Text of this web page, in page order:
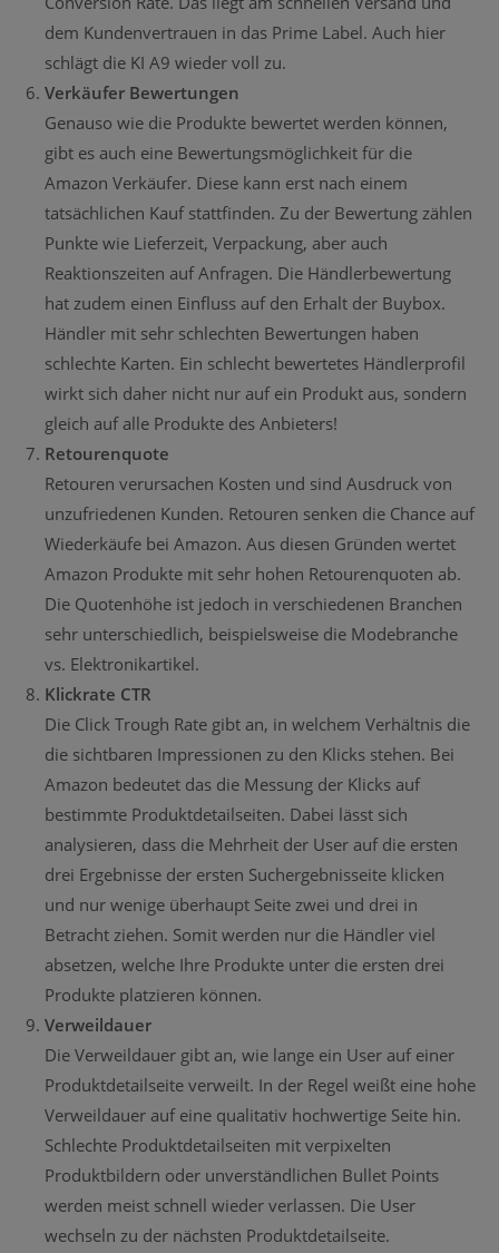
dem Kundenvertrauen in das Prime Label. Auch hier
schlägt die KI A9 wieder voll zu.
Verkäufer Bewertungen
Genauso wie die Produkte bewertet werden können,
gibt es auch eine Bewertungsmöglichkeit für die
Amazon Verkäufer. Diese kann erst nach einem
tatsächlichen Kauf stattfinden. Zu der Bewertung zählen
Punkte wie Lieferzeit, Verpackung, aber auch
Reaktionszeiten auf Anfragen. Die Händlerbewertung
hat zudem einen Einfluss auf den Erhalt der Buybox.
Händler mit sehr schlechten Bewertungen haben
schlechte Karten. Ein schlecht bewertetes Händlerprofil
wirkt sich daher nicht nur auf ein Produkt aus, sondern
gleich auf alle Produkte des Anbieters!
Retourenquote
Retouren verursachen Kosten und sind Ausdruck von
unzufriedenen Kunden. Retouren senken die Chance auf
Wiederkäufe bei Amazon. Aus diesen Gründen wertet
Amazon Produkte mit sehr hohen Retourenquoten ab.
Die Quotenhöhe ist jedoch in verschiedenen Branchen
sehr unterschiedlich, beispielsweise die Modebranche
vs. Elektronikartikel.
Klickrate CTR
Die Click Trough Rate gibt an, in welchem Verhältnis die
die sichtbaren Impressionen zu den Klicks stehen. Bei
Amazon bedeutet das die Messung der Klicks auf
bestimmte Produktdetailseiten. Dabei lässt sich
analysieren, dass die Mehrheit der User auf die ersten
drei Ergebnisse der ersten Suchergebnisseite klicken
und nur wenige überhaupt Seite zwei und drei in
Betracht ziehen. Somit werden nur die Händler viel
absetzen, welche Ihre Produkte unter die ersten drei
Produkte platzieren können.
Verweildauer
Die Verweildauer gibt an, wie lange ein User auf einer
Produktdetailseite verweilt. In der Regel weißt eine hohe
Verweildauer auf eine qualitativ hochwertige Seite hin.
Schlechte Produktdetailseiten mit verpixelten
Produktbildern oder unverständlichen Bullet Points
werden meist schnell wieder verlassen. Die User
wechseln zu der nächsten Produktdetailseite.